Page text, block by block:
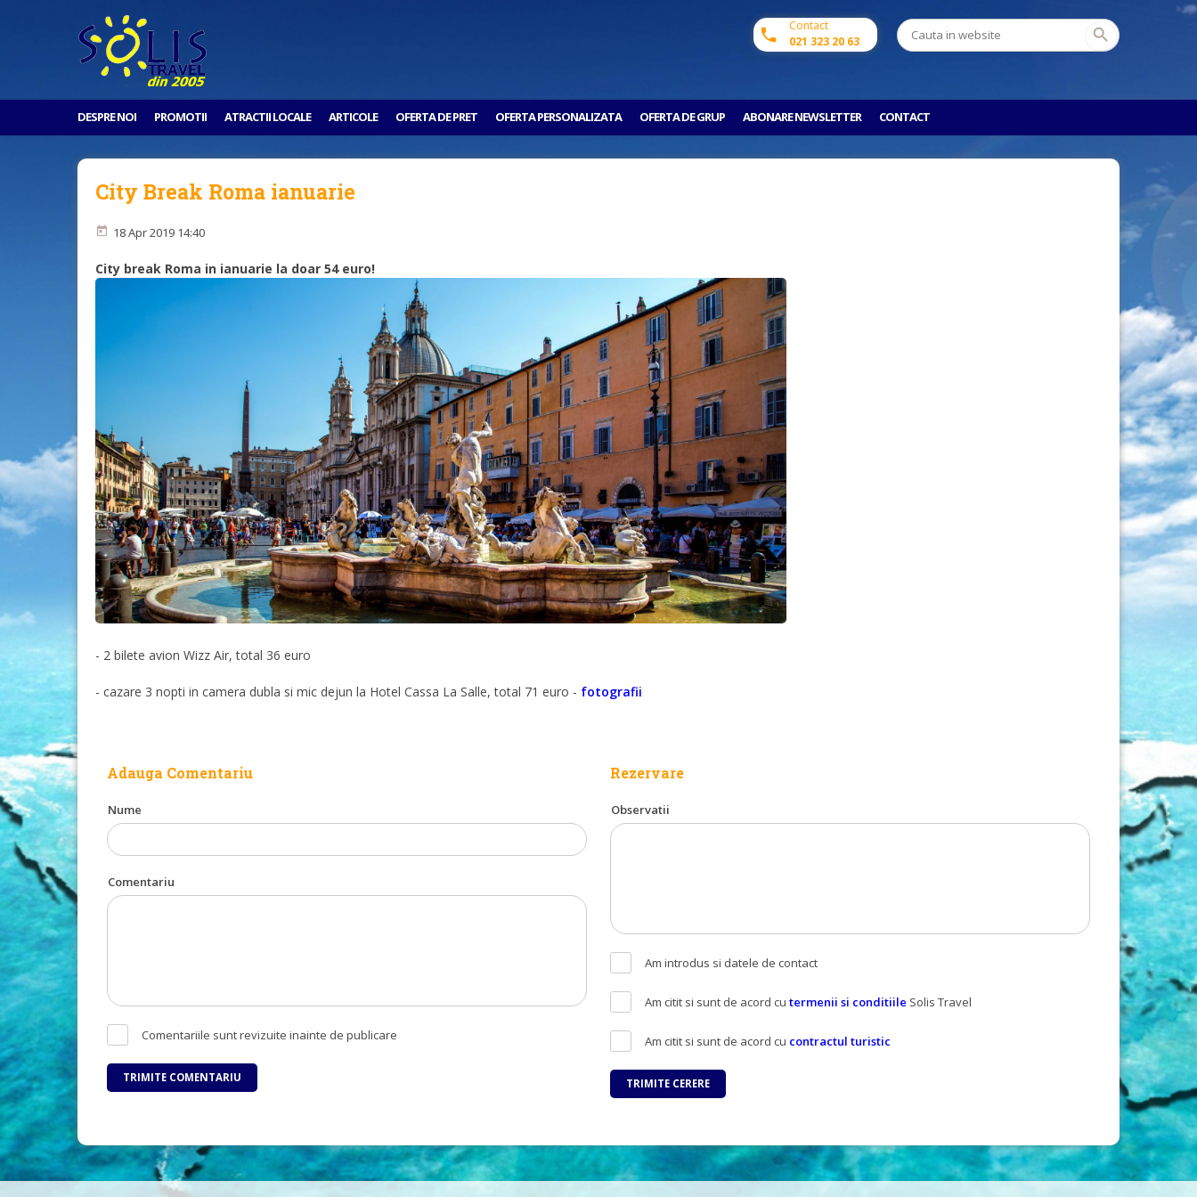
Contact
021 323 20 63
DESPRE NOI PROMOTII ATRACTII LOCALE ARTICOLE OFERTA DE PRET OFERTA PERSONALIZATA OFERTA DE GRUP ABONARE NEWSLETTER CONTACT
City Break Roma ianuarie
18 Apr 2019 14:40
City break Roma in ianuarie la doar 54 euro!
- 2 bilete avion Wizz Air, total 36 euro
- cazare 3 nopti in camera dubla si mic dejun la Hotel Cassa La Salle, total 71 euro - fotografii
Adauga Comentariu
Nume
Comentariu
Comentariile sunt revizuite inainte de publicare
Rezervare
Observatii
Am introdus si datele de contact
Am citit si sunt de acord cu termenii si conditiile Solis Travel
Am citit si sunt de acord cu contractul turistic